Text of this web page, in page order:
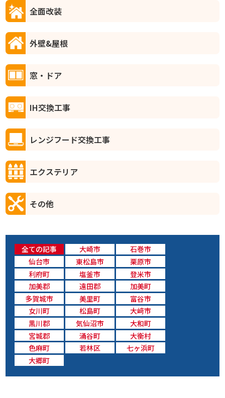
全面改装
外壁&屋根
窓・ドア
IH交換工事
レンジフード交換工事
エクステリア
その他
全ての記事 大崎市
石巻市
仙台市
東松島市
栗原市
利府町
塩釜市
登米市
加美郡
遠田郡
加美町
多賀城市
美里町
富谷市
女川町
松島町
大﨑市
黒川郡
気仙沼市
大和町
宮城郡
涌谷町
大衡村
色麻町
若林区
七ヶ浜町
大郷町